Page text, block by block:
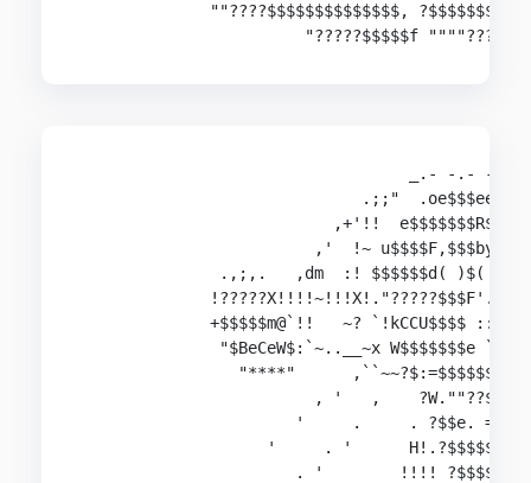
""????$$$$$$$$$$$$$$,
"?????$$$$$f
_.- -.- -._
.;;"  .oe$$$eeu..
,+'!!
,'  !~
.,;,.   ,dm  :! $$$$$$d( )$(
+$$$$$m@`!!   ~? `!kCCU$$$$
"$BeCeW$:`~..__~x W$$$$$$$e
"****"
, '   ,
'     .     . ?$$e. ==+*
'     . '
. '        !!!!